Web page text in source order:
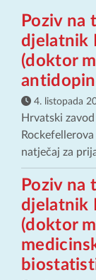
Poziv na
djelatnik
(doktor
4. listopada
Hrvatski
natječaj za
Poziv na
djelatnik
(doktor